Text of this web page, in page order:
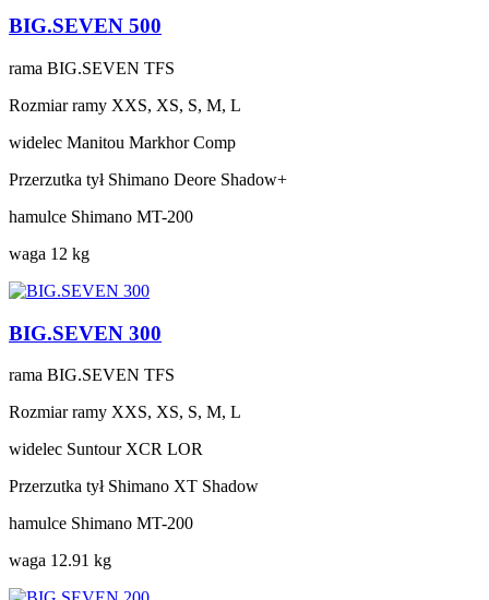
BIG.SEVEN 500
rama BIG.SEVEN TFS
Rozmiar ramy XXS, XS, S, M, L
widelec Manitou Markhor Comp
Przerzutka tył Shimano Deore Shadow+
hamulce Shimano MT-200
waga 12 kg
BIG.SEVEN 300
rama BIG.SEVEN TFS
Rozmiar ramy XXS, XS, S, M, L
widelec Suntour XCR LOR
Przerzutka tył Shimano XT Shadow
hamulce Shimano MT-200
waga 12.91 kg